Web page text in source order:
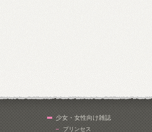
少女・女性向け雑誌
プリンセス